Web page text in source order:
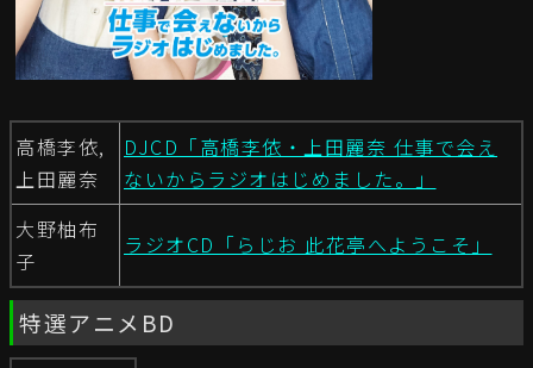
高橋李依,
上田麗奈
DJCD「高橋李依・上田麗奈 仕事で会え
ないからラジオはじめました。」
大野柚布
子
ラジオCD「らじお 此花亭へようこそ」
特選アニメBD